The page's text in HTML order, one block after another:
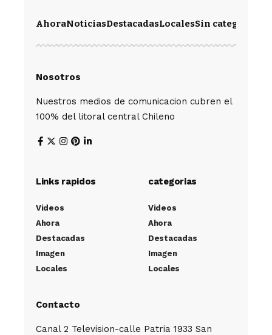
AhoraNoticiasDestacadasLocalesSin categoría
Nosotros
Nuestros medios de comunicacion cubren el
100% del litoral central Chileno
Links rapidos
Videos
Ahora
Destacadas
Imagen
Locales
categorias
Videos
Ahora
Destacadas
Imagen
Locales
Contacto
Canal 2 Television-calle Patria 1933 San